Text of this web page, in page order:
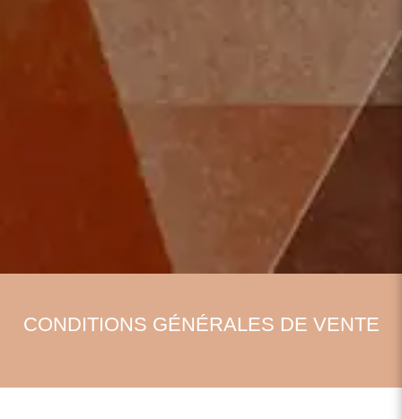
INSTITUT
CHRYSALIDE
Beauté
CONDITIONS GÉNÉRALES DE VENTE